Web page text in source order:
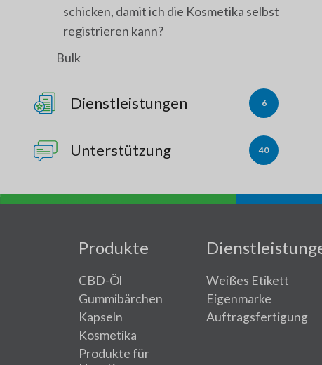
schicken, damit ich die Kosmetika selbst
registrieren kann?
Bulk
Dienstleistungen 6
Unterstützung 40
Produkte
CBD-Öl
Gummibärchen
Kapseln
Kosmetika
Produkte für
Weißes Etikett
Eigenmarke
Auftragsfertigung